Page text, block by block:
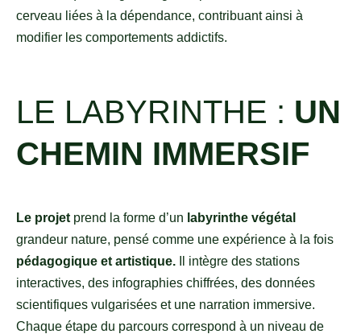
cerveau liées à la dépendance, contribuant ainsi à
modifier les comportements addictifs.
LE LABYRINTHE : UN
CHEMIN IMMERSIF
Le projet prend la forme d’un labyrinthe végétal
grandeur nature, pensé comme une expérience à la fois
pédagogique et artistique. Il intègre des stations
interactives, des infographies chiffrées, des données
scientifiques vulgarisées et une narration immersive.
Chaque étape du parcours correspond à un niveau de